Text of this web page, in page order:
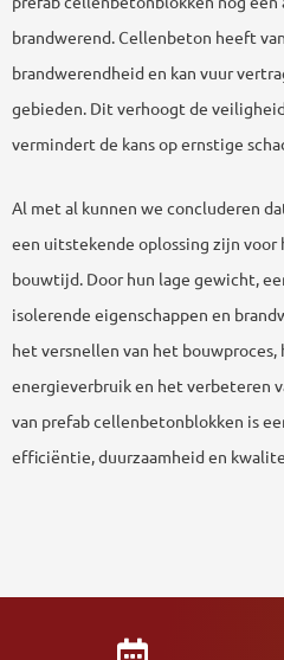
brandwerend. Cellenbeton heeft
brandwerendheid en kan vuur
gebieden. Dit verhoogt de
vermindert de kans op ernstige
Al met al kunnen we concluderen
een uitstekende oplossing zijn voor
bouwtijd. Door hun lage gewicht,
isolerende eigenschappen en
het versnellen van het bouwproces,
energieverbruik en het verbeteren
van prefab cellenbetonblokken is
efficiëntie, duurzaamheid en